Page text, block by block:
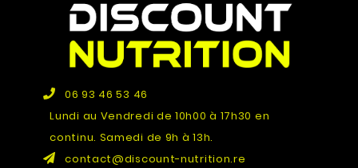
06 93 46 53 46
Lundi au Vendredi de 10h00 à 17h30 en
continu. Samedi de 9h à 13h.
contact@discount-nutrition.re